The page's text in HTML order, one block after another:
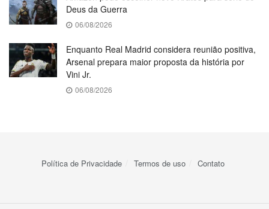
Deus da Guerra
06/08/2026
Enquanto Real Madrid considera reunião positiva,
Arsenal prepara maior proposta da história por
Vini Jr.
06/08/2026
Política de Privacidade Termos de uso Contato